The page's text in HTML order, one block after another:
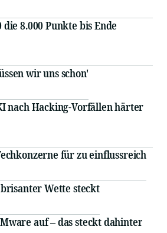
8.000 Punkte bis Ende
wir uns schon'
nach Hacking-Vorfällen härter
für zu einflussreich
Wette steckt
auf – das steckt dahinter